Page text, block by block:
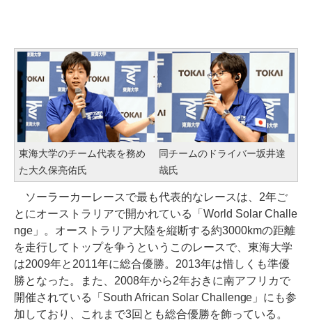
東海大学のチーム代表を務め
た大久保亮佑氏
同チームのドライバー坂井達
哉氏
ソーラーカーレースで最も代表的なレースは、2年ご
とにオーストラリアで開かれている「World Solar Challe
nge」。オーストラリア大陸を縦断する約3000kmの距離
を走行してトップを争うというこのレースで、東海大学
は2009年と2011年に総合優勝。2013年は惜しくも準優
勝となった。また、2008年から2年おきに南アフリカで
開催されている「South African Solar Challenge」にも参
加しており、これまで3回とも総合優勝を飾っている。